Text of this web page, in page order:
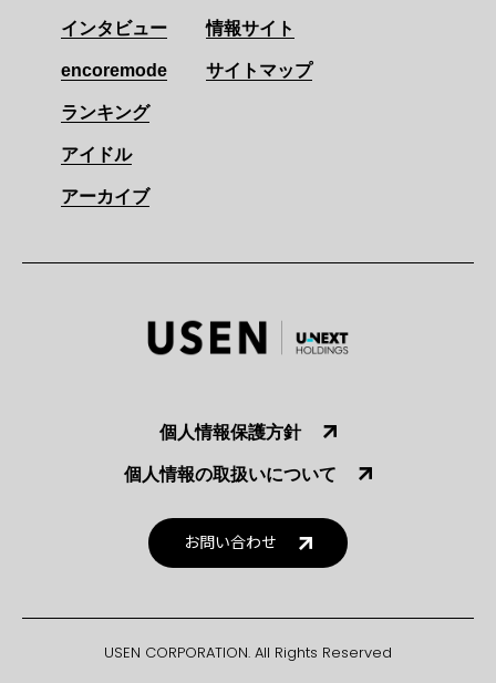
インタビュー
encoremode
ランキング
アイドル
アーカイブ
情報サイト
サイトマップ
個人情報保護方針
個人情報の取扱いについて
お問い合わせ
USEN CORPORATION. All Rights Reserved